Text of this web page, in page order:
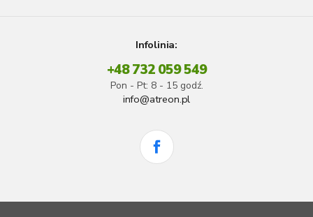
Infolinia:
+48 732 059 549
Pon - Pt: 8 - 15 godź.
info@atreon.pl